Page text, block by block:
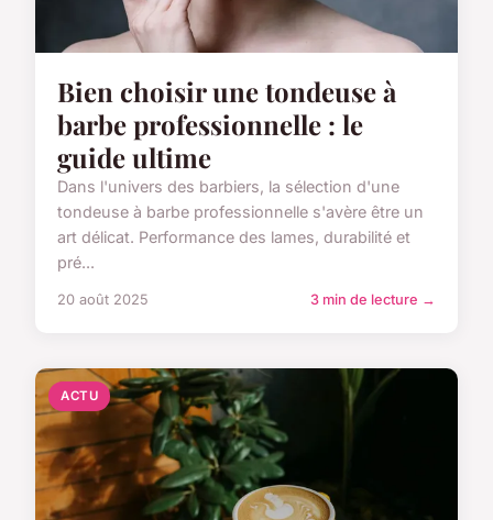
Bien choisir une tondeuse à
barbe professionnelle : le
guide ultime
Dans l'univers des barbiers, la sélection d'une
tondeuse à barbe professionnelle s'avère être un
art délicat. Performance des lames, durabilité et
pré...
20 août 2025 3 min de lecture →
ACTU